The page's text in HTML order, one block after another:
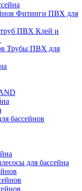
Фитинги ПВХ для
Клей и
Трубы ПВХ для
бассейнов
для бассейна